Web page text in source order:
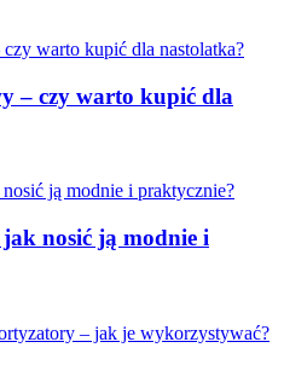
– czy warto kupić dla
nosić ją modnie i